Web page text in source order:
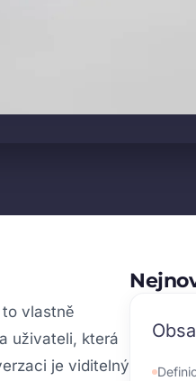
vlastně
uživateli, která
je viditelný